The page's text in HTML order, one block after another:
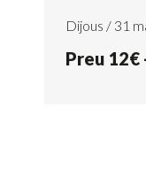
Dijous / 31
Preu 12€